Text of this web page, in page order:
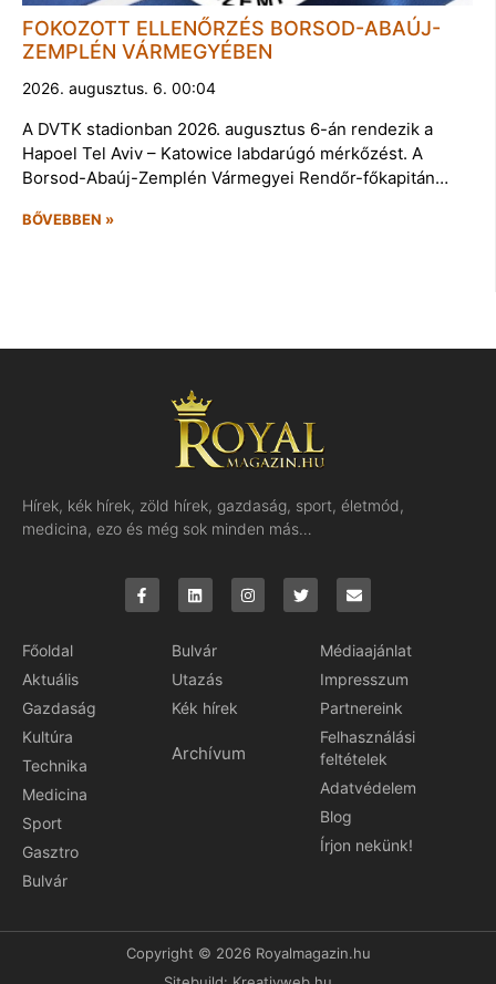
FOKOZOTT ELLENŐRZÉS BORSOD-ABAÚJ-
ZEMPLÉN VÁRMEGYÉBEN
2026. augusztus. 6. 00:04
A DVTK stadionban 2026. augusztus 6-án rendezik a
Hapoel Tel Aviv – Katowice labdarúgó mérkőzést. A
Borsod-Abaúj-Zemplén Vármegyei Rendőr-főkapitán…
BŐVEBBEN »
Hírek, kék hírek, zöld hírek, gazdaság, sport, életmód,
medicina, ezo és még sok minden más…
Főoldal
Aktuális
Gazdaság
Kultúra
Technika
Medicina
Sport
Gasztro
Bulvár
Bulvár
Utazás
Kék hírek
Archívum
Médiaajánlat
Impresszum
Partnereink
Felhasználási
feltételek
Adatvédelem
Blog
Írjon nekünk!
Copyright © 2026 Royalmagazin.hu